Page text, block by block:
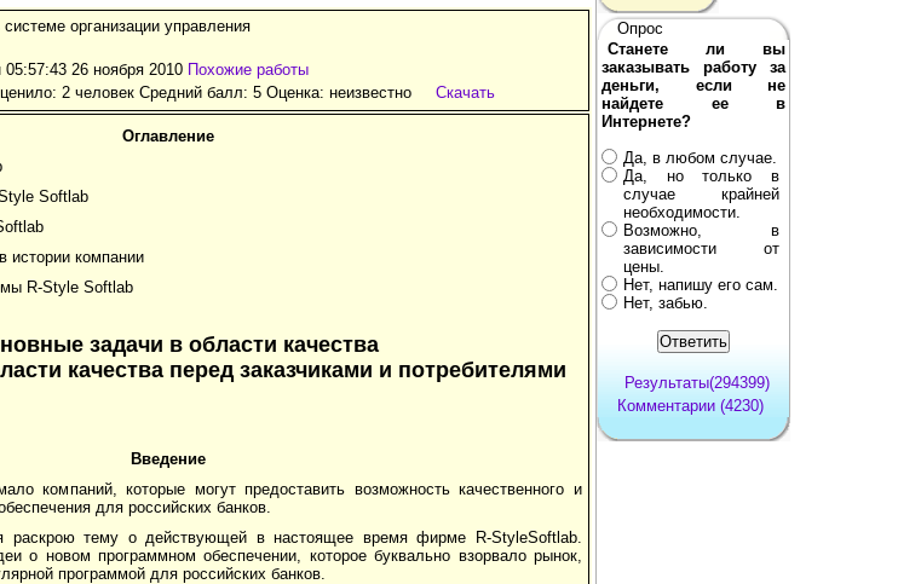
организации управления
05:57:43 26 ноября 2010 Похожие работы
2 человек Средний балл: 5 Оценка: неизвестно Скачать
Оглавление
Softlab
истории компании
R-Style Softlab
задачи в области качества
качества перед заказчиками и потребителями
Введение
компаний, которые могут предоставить возможность качественного и
для российских банков.
раскрою тему о действующей в настоящее время фирме R-StyleSoftlab.
о новом программном обеспечении, которое буквально взорвало рынок,
программой для российских банков.
Опрос
Станете ли вы
заказывать работу за
деньги, если не
найдете ее в
Интернете?
Да, в любом случае.
Да, но только в
случае крайней
необходимости.
Возможно, в
зависимости от
цены.
Нет, напишу его сам.
Нет, забью.
Результаты(294399)
Комментарии (4230)